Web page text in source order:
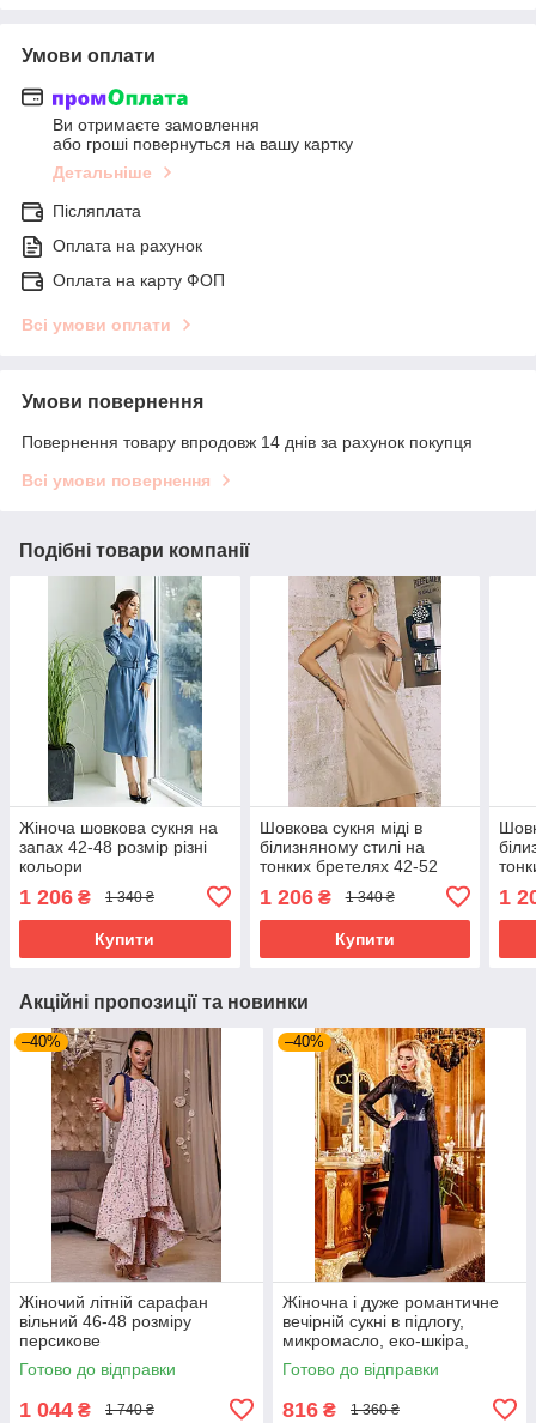
Умови оплати
Ви отримаєте замовлення
або гроші повернуться на вашу картку
Детальніше
Післяплата
Оплата на рахунок
Оплата на карту ФОП
Всі умови оплати
Умови повернення
Повернення товару впродовж 14 днів за рахунок покупця
Всі умови повернення
Подібні товари компанії
Жіноча шовкова сукня на
запах 42-48 розмір різні
кольори
1 206 ₴ 1 340 ₴
Купити
Шовкова сукня міді в
білизняному стилі на
тонких бретелях 42-52
коричнева
1 206₴ 1 340 ₴
Купити
1
Акційні пропозиції та новинки
–40%
Жіночий літній сарафан
вільний 46-48 розміру
персикове
Готово до відправки
1 044 ₴ 1 740 ₴
–40%
Жіночна і дуже романтичне
вечірній сукні в підлогу,
микромасло, еко-шкіра,
перфорована шкіра, розмір
44-48
Готово до відправки
816 ₴ 1 360 ₴